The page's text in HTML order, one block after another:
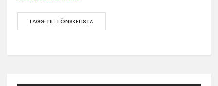
LÄGG TILL I ÖNSKELISTA